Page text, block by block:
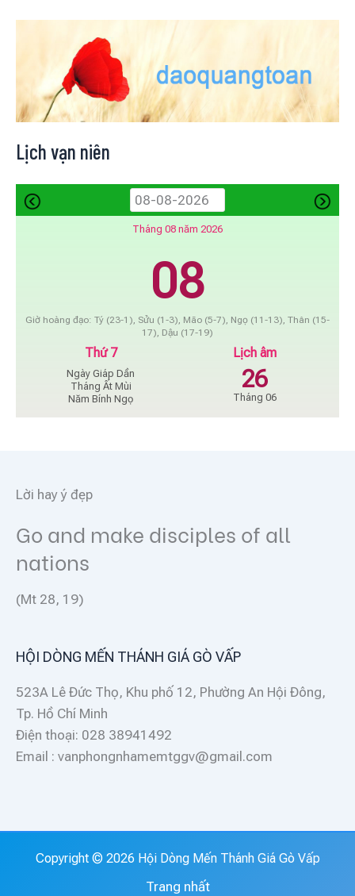
Lịch vạn niên
Tháng 08 năm 2026
08
Giờ hoàng đạo: Tý (23-1), Sửu (1-3), Mão (5-7), Ngọ (11-13), Thân (15-
17), Dậu (17-19)
Thứ 7
Ngày Giáp Dần
Tháng Ất Mùi
Năm Bính Ngọ
Lịch âm
26
Tháng 06
Lời hay ý đẹp
Go and make disciples of all
nations
(Mt 28, 19)
HỘI DÒNG MẾN THÁNH GIÁ GÒ VẤP
523A Lê Đức Thọ, Khu phố 12, Phường An Hội Đông,
Tp. Hồ Chí Minh
Điện thoại: 028 38941492
Email : vanphongnhamemtggv@gmail.com
Copyright © 2026 Hội Dòng Mến Thánh Giá Gò Vấp
Trang nhất